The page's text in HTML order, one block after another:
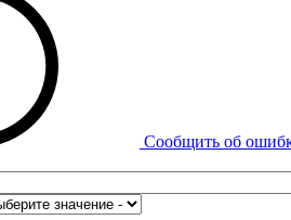
Сообщить об